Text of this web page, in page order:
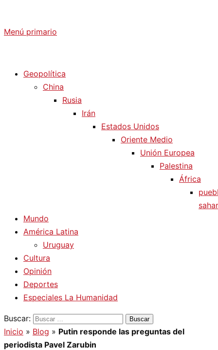
Menú primario
Geopolítica
China
Rusia
Irán
Estados Unidos
Oriente Medio
Unión Europea
Palestina
África
Mundo
América Latina
Uruguay
Cultura
Opinión
Deportes
Especiales La Humanidad
Buscar:
Inicio » Blog » Putin responde las preguntas del
periodista Pavel Zarubin